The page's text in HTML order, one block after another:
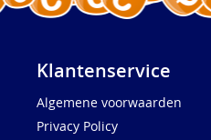
Klantenservice
Algemene voorwaarden
Privacy Policy